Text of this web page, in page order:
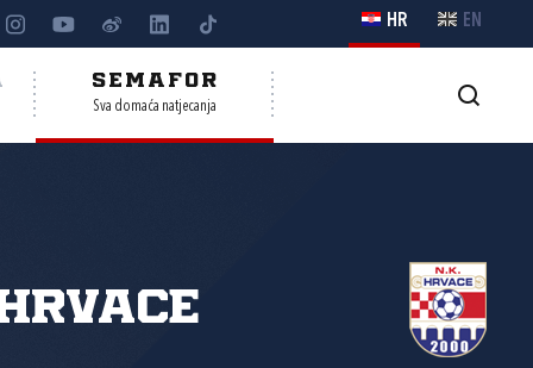
HR EN
SEMAFOR
Sva domaća natjecanja